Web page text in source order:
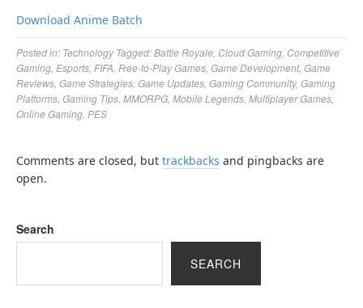
Download Anime Batch
Posted in: Technology Tagged:Battle Royale Cloud Gaming Competitive
Gaming Esports FIFA Free-to-Play Games Game Development, Game
Reviews Game Strategies Game Updates Gaming Community, Gaming
Platforms Gaming Tips MMORPG Mobile Legends Multiplayer Games
Online Gaming PES
Comments are closed, but trackbacks and pingbacks are
open.
Search
SEARCH